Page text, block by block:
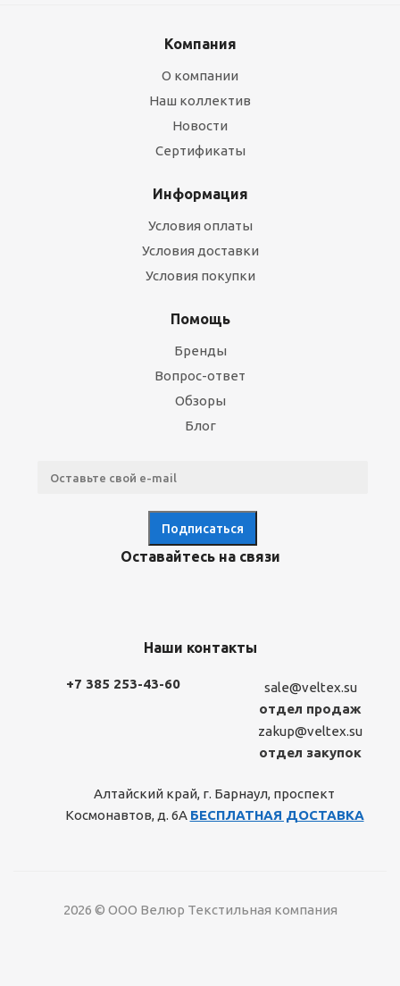
Компания
О компании
Наш коллектив
Новости
Сертификаты
Информация
Условия оплаты
Условия доставки
Условия покупки
Помощь
Бренды
Вопрос-ответ
Обзоры
Блог
Оставайтесь на связи
Наши контакты
+7 385 253-43-60
sale@veltex.su
отдел продаж
zakup@veltex.su
отдел закупок
Алтайский край, г. Барнаул, проспект
Космонавтов, д. 6А БЕСПЛАТНАЯ ДОСТАВКА
2026 © ООО Велюр Текстильная компания